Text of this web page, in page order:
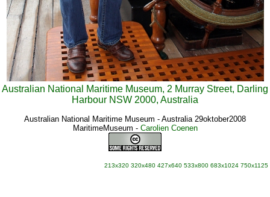
Australian National Maritime Museum, 2 Murray Street, Darling
Harbour NSW 2000, Australia
Australian National Maritime Museum - Australia 29oktober2008
MaritimeMuseum - Carolien Coenen
213x320 320x480 427x640 533x800 683x1024 750x1125